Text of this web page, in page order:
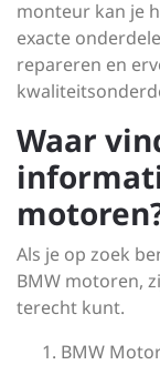
monteur kan je
exacte
repareren en
Waar
Als je op zoek
BMW motoren,
terecht kunt.
BMW